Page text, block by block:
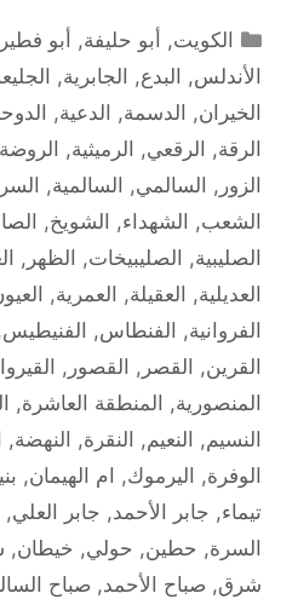
التصنيفات
الكويت, أبو حليفة, أبو
الأندلس, البدع, الجابرية,
الخيران, الدسمة, الدعية,
الرقة, الرقعي, الرميثية, الروضة
الزور , السالمي, السالمية,
الشعب, الشهداء, الشويخ,
الصليبية, الصليبيخات, الظهر ,
العديلية, العقيلة, العمرية,
الفروانية, الفنطاس, الفنيطيس,
القرين, القصر , القصور ,
المنصورية, المنطقة العاشرة,
النسيم, النعيم, النقرة, النهضة,
الوفرة, اليرموك, ام الهيمان,
تيماء, جابر الأحمد, جابر العلي,
السرة, حطين, حولي, خيطان,
شرق, صباح الأحمد, صباح